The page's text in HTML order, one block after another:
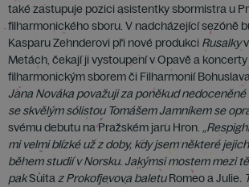
také zastupuje pozici asistentky sbormistra u
filharmonického sboru. V nadcházející sezóně
Kasparu Zehnderovi při nové produkci Rusalky
Metách, čekají ji vystoupení v Opavě a
filharmonickým sborem či Filharmonií
Jana Nováka považuji za poněkud nedoceněné
se skvělým sólistou Tomášem Jamníkem se
svému debutu na Pražském jaru Hron.
mi velmi blízké už z doby, kdy jsem některé
během studií v Norsku. Jakýmsi mostem mezi
pakSuitaz Prokofjevova baletuRomeo a Julie.